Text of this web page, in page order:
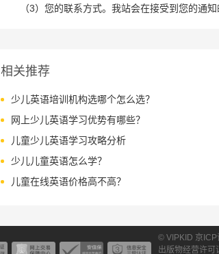
（3）您的联系方式。我站会在接受到您的通
相关推荐
少儿英语培训机构选哪个怎么选？
网上少儿英语学习优势有哪些？
儿童少儿英语学习攻略分析
少儿儿童英语怎么学？
儿童在线英语价格高不高？
© VIPKID 京
出版物经营许可